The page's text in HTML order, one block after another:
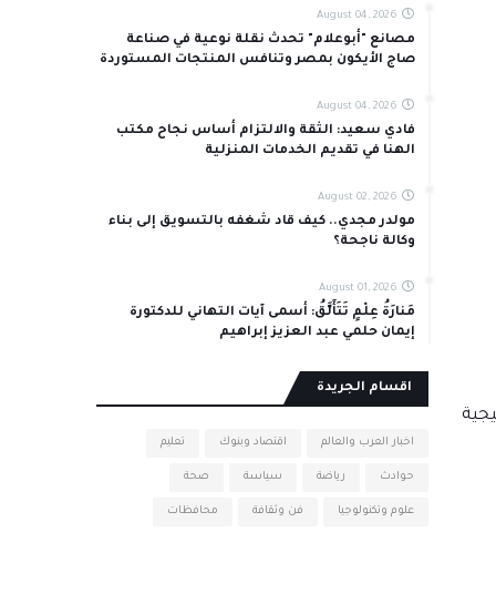
August 04, 2026
مصانع "أبوعلام" تحدث نقلة نوعية في صناعة
صاج الأيكون بمصر وتنافس المنتجات المستوردة
August 04, 2026
فادي سعيد: الثقة والالتزام أساس نجاح مكتب
الهنا في تقديم الخدمات المنزلية
August 02, 2026
مولدر مجدي.. كيف قاد شغفه بالتسويق إلى بناء
وكالة ناجحة؟
August 01, 2026
مَنارَةُ عِلْمٍ تَتَأَلَّقُ: أسمى آيات التهاني للدكتورة
إيمان حلمي عبد العزيز إبراهيم
اقسام الجريدة
اخبار العرب والعالم اقتصاد وبنوك تعليم
حوادث رياضة سياسة صحة
علوم وتكنولوجيا فن وثقافة محافظات